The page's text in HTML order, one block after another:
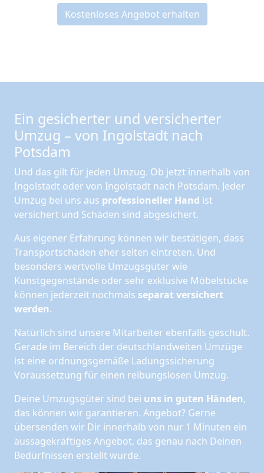
Kostenloses Angebot erhalten
Ein gesicherter und versicherter
Umzug – von Ingolstadt nach
Potsdam
Und das gilt für jeden Umzug. Ob jetzt innerhalb von
Ingolstadt oder von Ingolstadt nach Potsdam. Jeder
Umzug bei uns aus professioneller Hand ist
versichert und Schäden sind abgesichert.
Aus eigener Erfahrung können wir bestätigen, dass
Transportschäden eher selten eintreten. Und
besonders wertvolle Umzugsgüter wie
Kunstgegenstände oder sehr exklusive Möbelstücke
können jederzeit nochmals separat versichert
werden.
Natürlich sind unsere Mitarbeiter ebenfalls geschult.
Gerade im Bereich der deutschlandweiten Umzüge
ist eine ordnungsgemäße Ladungssicherung
Voraussetzung für einen reibungslosen Umzug.
Deine Umzugsgüter sind bei uns in guten Händen,
das können wir garantieren. Angebot? Gerne
übersenden wir Dir innerhalb von nur 1 Minuten ein
aussagekräftiges Angebot, das genau nach Deinen
Bedürfnissen erstellt wurde.